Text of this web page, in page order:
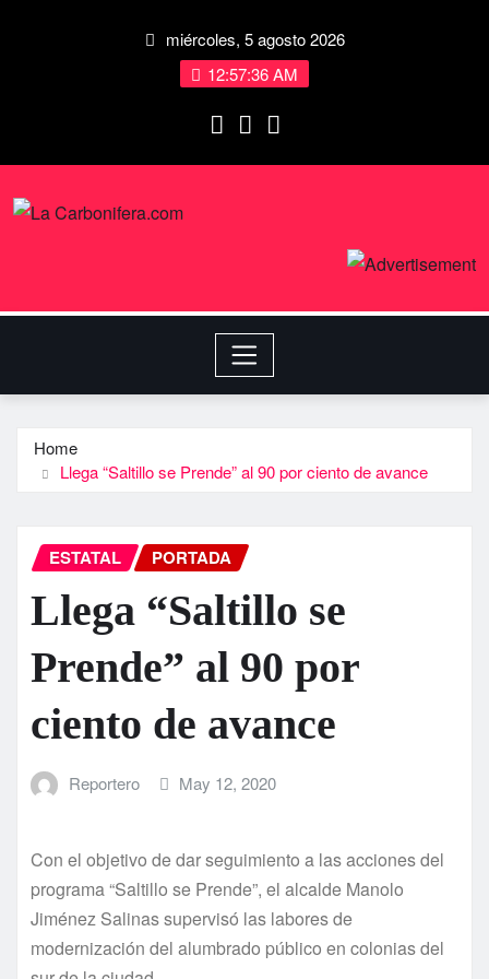
miércoles, 5 agosto 2026
12:57:36 AM
Home
Llega “Saltillo se Prende” al 90 por ciento de avance
ESTATAL PORTADA
Llega “Saltillo se
Prende” al 90 por
ciento de avance
Reportero May 12, 2020
Con el objetivo de dar seguimiento a las acciones del
programa “Saltillo se Prende”, el alcalde Manolo
Jiménez Salinas supervisó las labores de
modernización del alumbrado público en colonias del